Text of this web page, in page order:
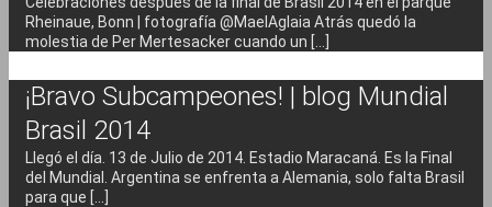
Rheinaue, Bonn | fotografía @MaelAglaia Atrás quedó la
molestia de Per Mertesacker cuando un [...]
¡Bravo Subcampeones! | blog Mundial
Brasil 2014
Llegó el día. 13 de Julio de 2014. Estadio Maracaná. Es la Final
del Mundial. Argentina se enfrenta a Alemania, solo falta Brasil
para que [...]